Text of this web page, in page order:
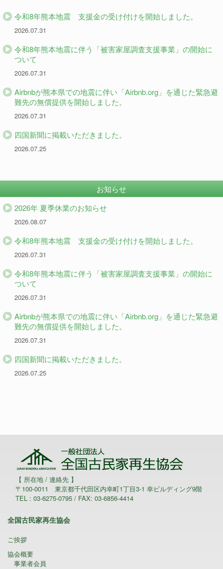
令和8年熊本地震 支援金の受け付けを開始しました。
2026.07.31
令和8年熊本地震に伴う「被害家屋調査支援事業」の開始に
ついて
2026.07.31
Airbnbが熊本県での地震に伴い「Airbnb.org」を通じた緊急避
難先の無償提供を開始しました。
2026.07.31
四国新聞に掲載いただきました。
2026.07.25
お知らせ
2026年 夏季休業のお知らせ
2026.08.07
令和8年熊本地震 支援金の受け付けを開始しました。
2026.07.31
令和8年熊本地震に伴う「被害家屋調査支援事業」の開始に
ついて
2026.07.31
Airbnbが熊本県での地震に伴い「Airbnb.org」を通じた緊急避
難先の無償提供を開始しました。
2026.07.31
四国新聞に掲載いただきました。
2026.07.25
【 所在地 / 連絡先 】
〒100-0011 東京都千代田区内幸町1丁目3-1 幸ビルディング9階
TEL : 03-6275-0795 / FAX: 03-6856-4414
全国古民家再生協会
ご挨拶
協会概要
事業者会員